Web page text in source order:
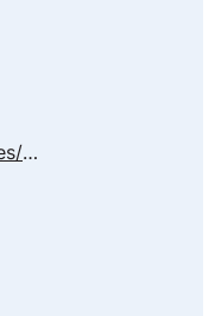
https://www.vectera.com/policies/privacy-policy/